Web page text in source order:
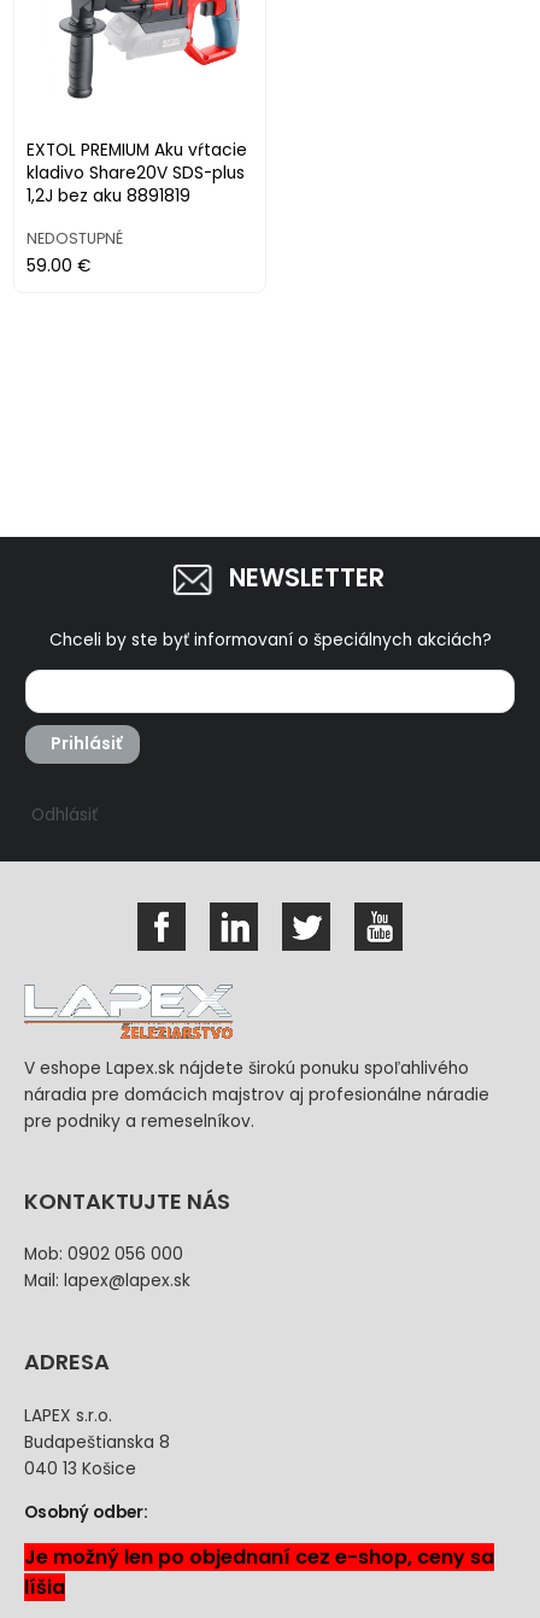
EXTOL PREMIUM Aku vŕtacie
kladivo Share20V SDS-plus
1,2J bez aku 8891819
NEDOSTUPNÉ
59.00 €
NEWSLETTER
Chceli by ste byť informovaní o špeciálnych akciách?
Prihlásiť
Odhlásiť
V eshope Lapex.sk nájdete širokú ponuku spoľahlivého
náradia pre domácich majstrov aj profesionálne náradie
pre podniky a remeselníkov.
KONTAKTUJTE NÁS
Mob: 0902 056 000
Mail: lapex@lapex.sk
ADRESA
LAPEX s.r.o.
Budapeštianska 8
040 13 Košice
Osobný odber:
Je možný len po objednaní cez e-shop, ceny sa
líšia